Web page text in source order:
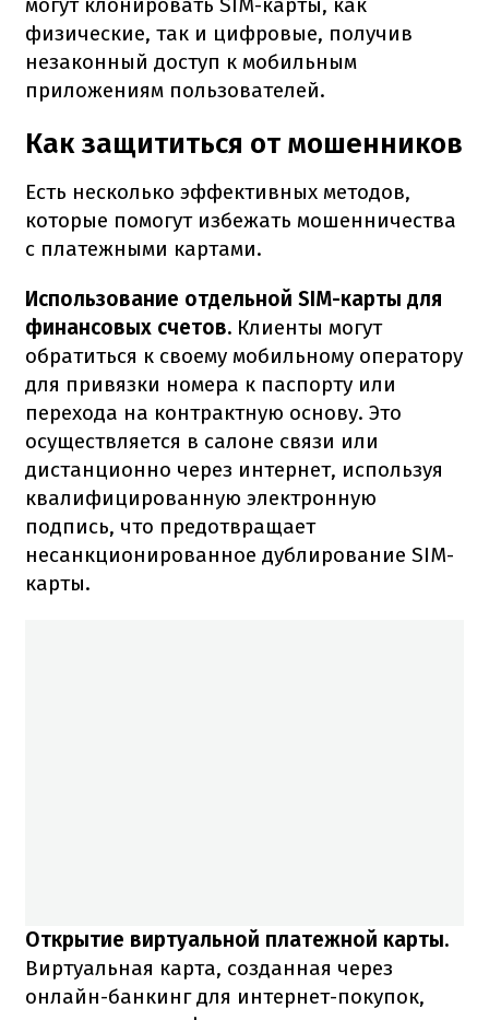
физические, так и цифровые, получив
незаконный доступ к мобильным
приложениям пользователей.
Как защититься от мошенников
Есть несколько эффективных методов,
которые помогут избежать мошенничества
с платежными картами.
Использование отдельной SIM-карты для
финансовых счетов. Клиенты могут
обратиться к своему мобильному оператору
для привязки номера к паспорту или
перехода на контрактную основу. Это
осуществляется в салоне связи или
дистанционно через интернет, используя
квалифицированную электронную
подпись, что предотвращает
несанкционированное дублирование SIM-
карты.
Открытие виртуальной платежной карты.
Виртуальная карта, созданная через
онлайн-банкинг для интернет-покупок,